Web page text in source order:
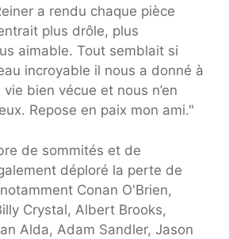
a rendu chaque pièce
plus drôle, plus
aimable. Tout semblait si
incroyable il nous a donné à
vie bien vécue et nous n’en
Repose en paix mon ami."
de sommités et de
déploré la perte de
Conan O'Brien,
Crystal, Albert Brooks,
Alda, Adam Sandler, Jason